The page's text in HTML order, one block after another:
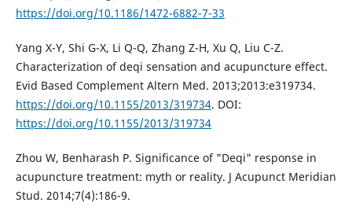
https://doi.org/10.1186/1472-6882-7-33
Yang X-Y, Shi G-X, Li Q-Q, Zhang Z-H, Xu Q, Liu C-Z.
Characterization of deqi sensation and acupuncture effect.
Evid Based Complement Altern Med. 2013;2013:e319734.
https://doi.org/10.1155/2013/319734. DOI:
https://doi.org/10.1155/2013/319734
Zhou W, Benharash P. Significance of "Deqi" response in
acupuncture treatment: myth or reality. J Acupunct Meridian
Stud. 2014;7(4):186-9.